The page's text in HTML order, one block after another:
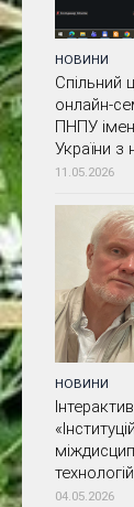
НОВИНИ
Спільний
онлайн-
ПНПУ
України з
11.05.2026
НОВИНИ
04.05.2026